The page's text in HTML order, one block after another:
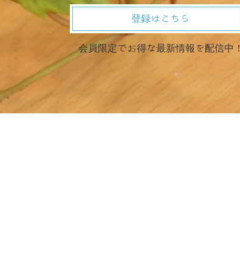
登録はこちら
会員限定でお得な最新情報を配信中！